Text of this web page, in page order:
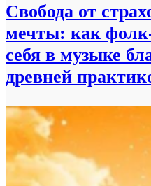
Свобода от
мечты: как
себя в музыке
древней